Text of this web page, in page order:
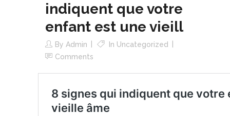
indiquent que votre
enfant est une vieill
By Admin In Uncategorized
Comments